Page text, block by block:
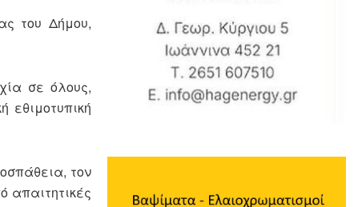
του Δήμου,
σε όλους,
εθιμοτυπική
τον
απαιτητικές